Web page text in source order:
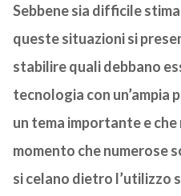
Sebbene sia difficile
queste situazioni si
stabilire quali debbano
tecnologia con
un tema importante e
momento che numerose
si celano dietro l’utilizzo